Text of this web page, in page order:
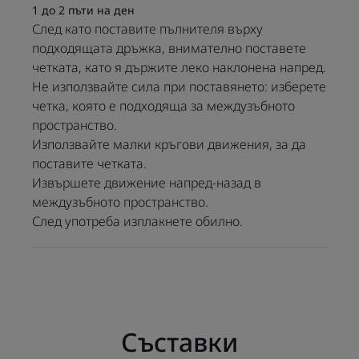
НЯКОЛКО ДУМИ ОТ НАШИЯ ЕКСПЕРТ
Благодарение на
комбинацията от издръжливи
и гъвкави материали,
интерденталните четки
ELGYDIUM CLINIC са лесен,
Редовното почистване на
междузъбните пространства,
1 до 2 пъти на ден
След като поставите пълнителя върху
подходящата дръжка, внимателно поставете
четката, като я държите леко наклонена напред.
Не използвайте сила при поставянето: изберете
четка, която е подходяща за междузъбното
пространство.
Използвайте малки кръгови движения, за да
поставите четката.
Извършете движение напред-назад в
междузъбното пространство.
След употреба изплакнете обилно.
Съставки